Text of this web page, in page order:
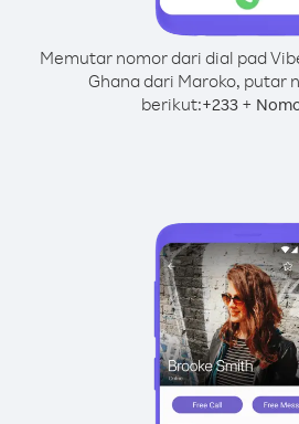
Memutar nomor dari dial pad
Ghana dari Maroko, putar
berikut:+233 +